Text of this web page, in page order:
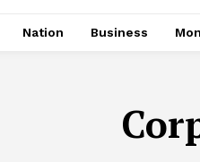
Nation Business